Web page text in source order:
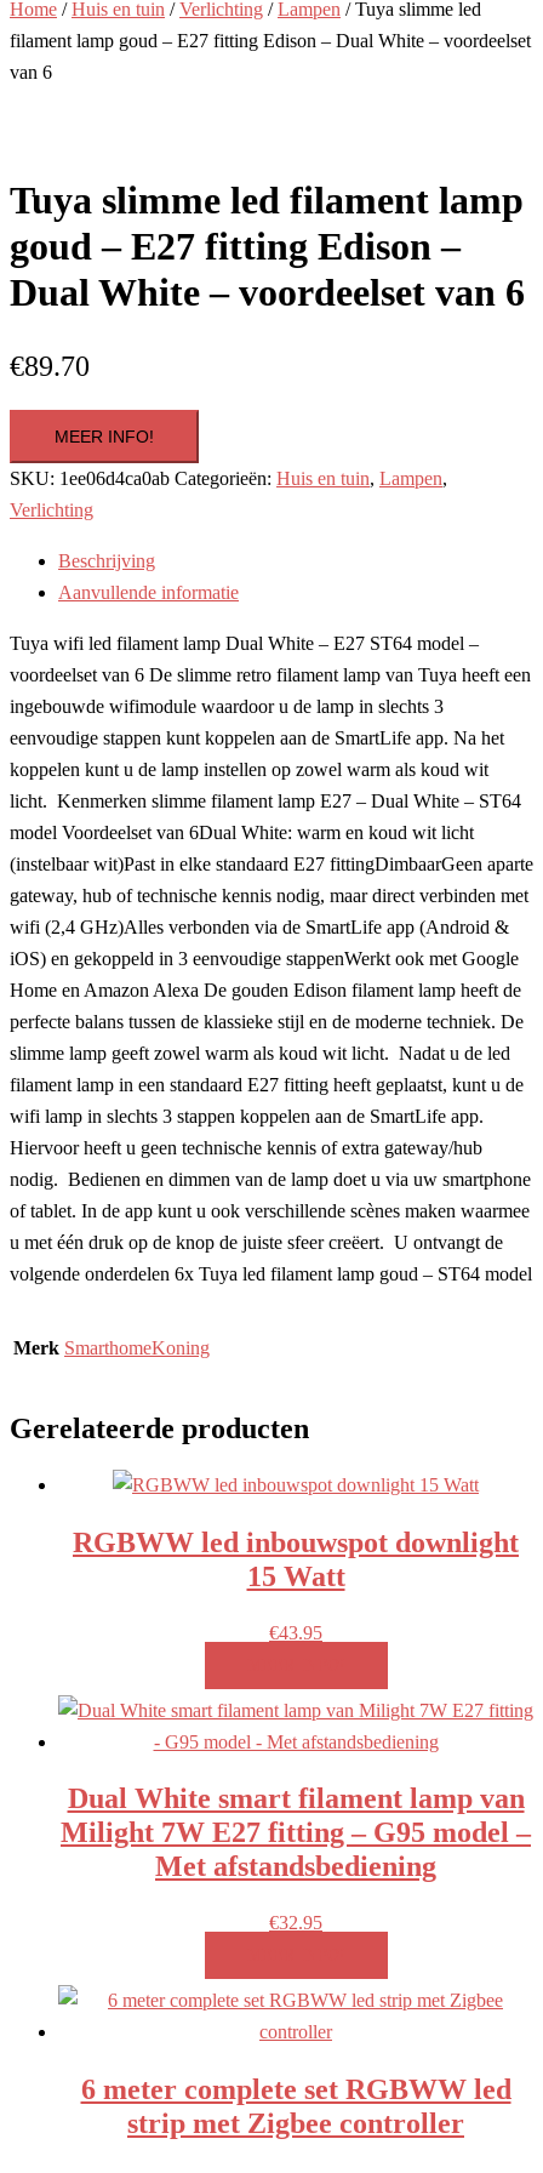
Home /Huis en tuin /Verlichting /Lampen / Tuya slimme led
filament lamp goud – E27 fitting Edison – Dual White – voordeelset
van 6
Tuya slimme led filament lamp
goud – E27 fitting Edison –
Dual White – voordeelset van 6
€89.70
MEER INFO!
SKU: 1ee06d4ca0ab Categorieën: Huis en tuin, Lampen,
Verlichting
Beschrijving
Aanvullende informatie
Tuya wifi led filament lamp Dual White – E27 ST64 model –
voordeelset van 6 De slimme retro filament lamp van Tuya heeft een
ingebouwde wifimodule waardoor u de lamp in slechts 3
eenvoudige stappen kunt koppelen aan de SmartLife app. Na het
koppelen kunt u de lamp instellen op zowel warm als koud wit
licht. Kenmerken slimme filament lamp E27 – Dual White – ST64
model Voordeelset van 6Dual White: warm en koud wit licht
(instelbaar wit)Past in elke standaard E27 fittingDimbaarGeen aparte
gateway, hub of technische kennis nodig, maar direct verbinden met
wifi (2,4 GHz)Alles verbonden via de SmartLife app (Android &
iOS) en gekoppeld in 3 eenvoudige stappenWerkt ook met Google
Home en Amazon Alexa De gouden Edison filament lamp heeft de
perfecte balans tussen de klassieke stijl en de moderne techniek. De
slimme lamp geeft zowel warm als koud wit licht. Nadat u de led
filament lamp in een standaard E27 fitting heeft geplaatst, kunt u de
wifi lamp in slechts 3 stappen koppelen aan de SmartLife app.
Hiervoor heeft u geen technische kennis of extra gateway/hub
nodig. Bedienen en dimmen van de lamp doet u via uw smartphone
of tablet. In de app kunt u ook verschillende scènes maken waarmee
u met één druk op de knop de juiste sfeer creëert. U ontvangt de
volgende onderdelen 6x Tuya led filament lamp goud – ST64 model
Merk SmarthomeKoning
Gerelateerde producten
RGBWW led inbouwspot downlight
15 Watt
€43.95
Dual White smart filament lamp van
Milight 7W E27 fitting – G95 model –
Met afstandsbediening
€32.95
6 meter complete set RGBWW led
strip met Zigbee controller